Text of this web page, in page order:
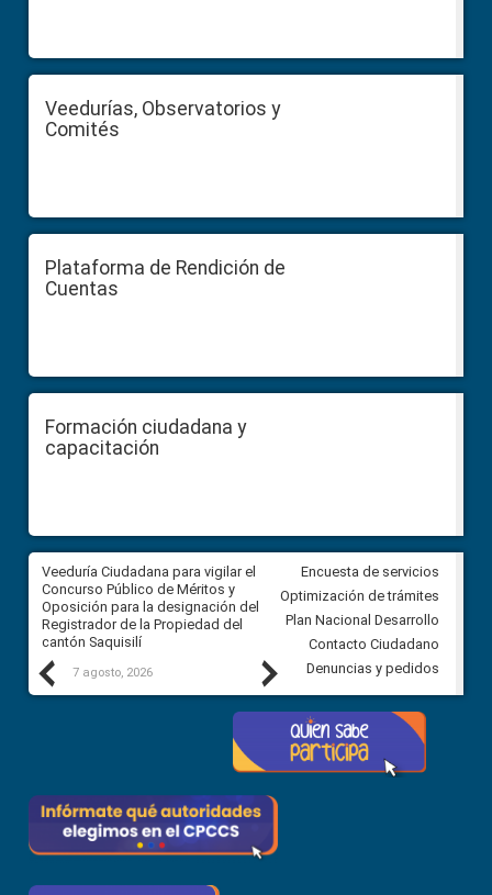
Veedurías, Observatorios y
Comités
Plataforma de Rendición de
Cuentas
Formación ciudadana y
capacitación
Previous
Veeduría Ciudadana para vigilar el
Concurso Público de Méritos y
Oposición para la designación del
Registrador de la Propiedad del
cantón Saquisilí
7 agosto, 2026
Veeduría Ciudadana para
construcción del asfaltado de
Ballenita del cantón Santa
7 agosto, 2026
Next
Encuesta de servicios
Optimización de trámites
Plan Nacional Desarrollo
Contacto Ciudadano
Denuncias y pedidos